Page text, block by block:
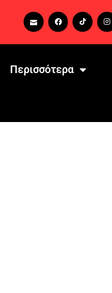
Περισσότερα